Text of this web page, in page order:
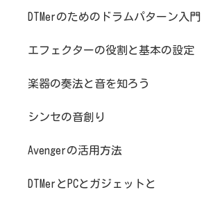
DTMerのためのドラムパターン入門
エフェクターの役割と基本の設定
楽器の奏法と音を知ろう
シンセの音創り
Avengerの活用方法
DTMerとPCとガジェットと